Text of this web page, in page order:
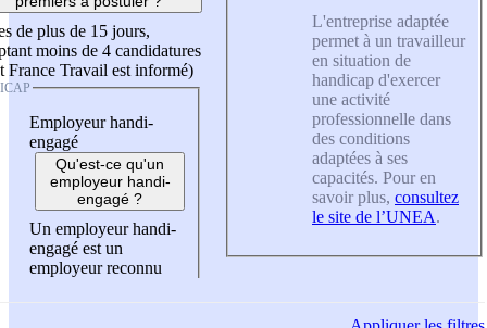
de plus de 15 jours,
moins de 4 candidatures
France Travail est informé)
Employeur handi-
engagé
Qu'est-ce qu'un
employeur handi-
engagé ?
Un employeur handi-
engagé est un
employeur reconnu
L'entreprise adaptée
permet à un travailleur
en situation de
handicap d'exercer
une activité
professionnelle dans
des conditions
adaptées à ses
capacités. Pour en
savoir plus, consultez
le site de l’UNEA.